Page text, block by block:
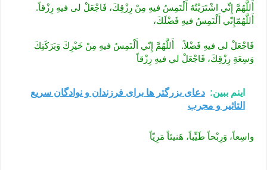
أَللَّهُمَّ إِنِّي اشْتَرَيْتُهُ أَلْتَمِسُ فيهِ مِنْ رِزْقِكَ، فَاجْعَلْ لى فيهِ رِزْقاً.
أَللَّهُمّ‏إِنّي أَلْتَمِسُ فيهِ فَضْلَكَ،
فَاجْعَلْ لى فيهِ فَضْلاً. أَللَّهُمَّ إِنّي أَلْتَمِسُ فيهِ مِنْ خَيْرِكَ وَبَرَكَتِكَ
وَسِعَةِ رِزْقِكَ، فَاجْعَلْ لي ‏فيهِ رِزْقاً
اینم ببین: دعای بزرگتر ها برای فرزندان و نوادگان سریع
التاثیر و مجرب
واسِعاً، وَرِبْحاً طَيِّباً، هَنيئاً مَرِيّاً